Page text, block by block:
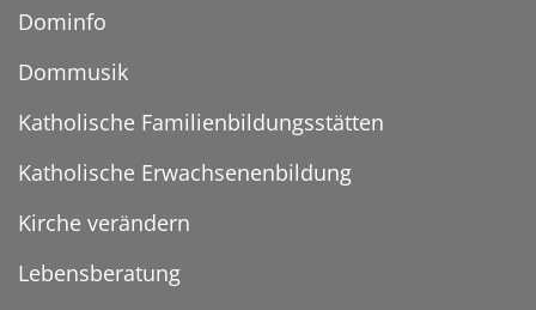
Dominfo
Dommusik
Katholische Familienbildungsstätten
Katholische Erwachsenenbildung
Kirche verändern
Lebensberatung